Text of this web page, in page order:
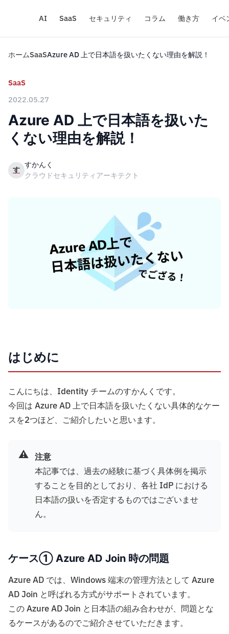
AI SaaS セキュリティ コラム 働き方 イベ
ホームSaaSAzure AD 上で日本語を扱いたくない理由を解説！
SaaS
2022.05.27
Azure AD 上で日本語を扱いた
くない理由を解説！
す すかんく
クラウドセキュリティアーキテクト
はじめに
こんにちは、Identity チームのすかんくです。
今回は Azure AD 上で日本語を扱いたくない具体的なケー
スを2つほど、ご紹介したいと思います。
⚠️ 注意
本記事では、過去の経験に基づく具体例を掲示
することを目的としており、各社 IdP における
日本語の扱いを否定するものではございませ
ん。
ケース① Azure AD Join 時の問題
Azure AD では、Windows 端末の管理方法として Azure
AD Join と呼ばれる方式がサポートされています。
この Azure AD Join と日本語の組み合わせが、問題とな
るケースがあるのでご紹介させていただきます。